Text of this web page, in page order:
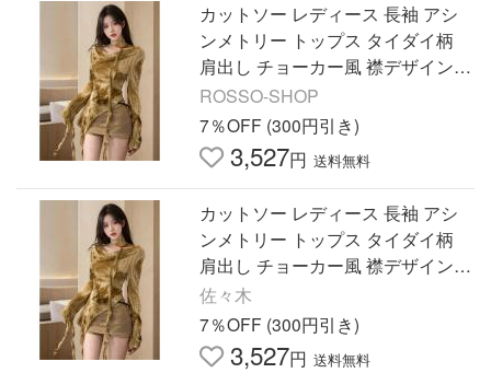
カットソー レディース 長袖 アシ
ンメトリー トップス タイダイ柄
肩出し チョーカー風 襟デザイン
イレギュラーヘム タイト 着痩せ
ROSSO-SHOP
7％OFF (300円引き)
3,527円 送料無料
カットソー レディース 長袖 アシ
ンメトリー トップス タイダイ柄
肩出し チョーカー風 襟デザイン
イレギュラーヘム タイト 着痩せ
佐々木
7％OFF (300円引き)
3,527円 送料無料